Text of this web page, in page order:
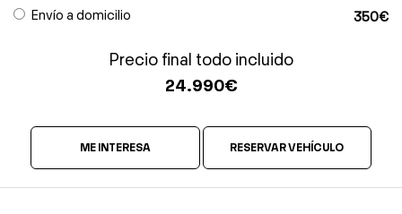
Envío a domicilio 350€
Precio final todo incluido
24.990€
ME INTERESA RESERVAR VEHÍCULO